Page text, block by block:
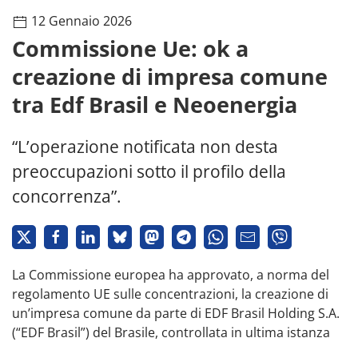
12 Gennaio 2026
Commissione Ue: ok a
creazione di impresa comune
tra Edf Brasil e Neoenergia
“L’operazione notificata non desta
preoccupazioni sotto il profilo della
concorrenza”.
La Commissione europea ha approvato, a norma del
regolamento UE sulle concentrazioni, la creazione di
un’impresa comune da parte di EDF Brasil Holding S.A.
(“EDF Brasil”) del Brasile, controllata in ultima istanza